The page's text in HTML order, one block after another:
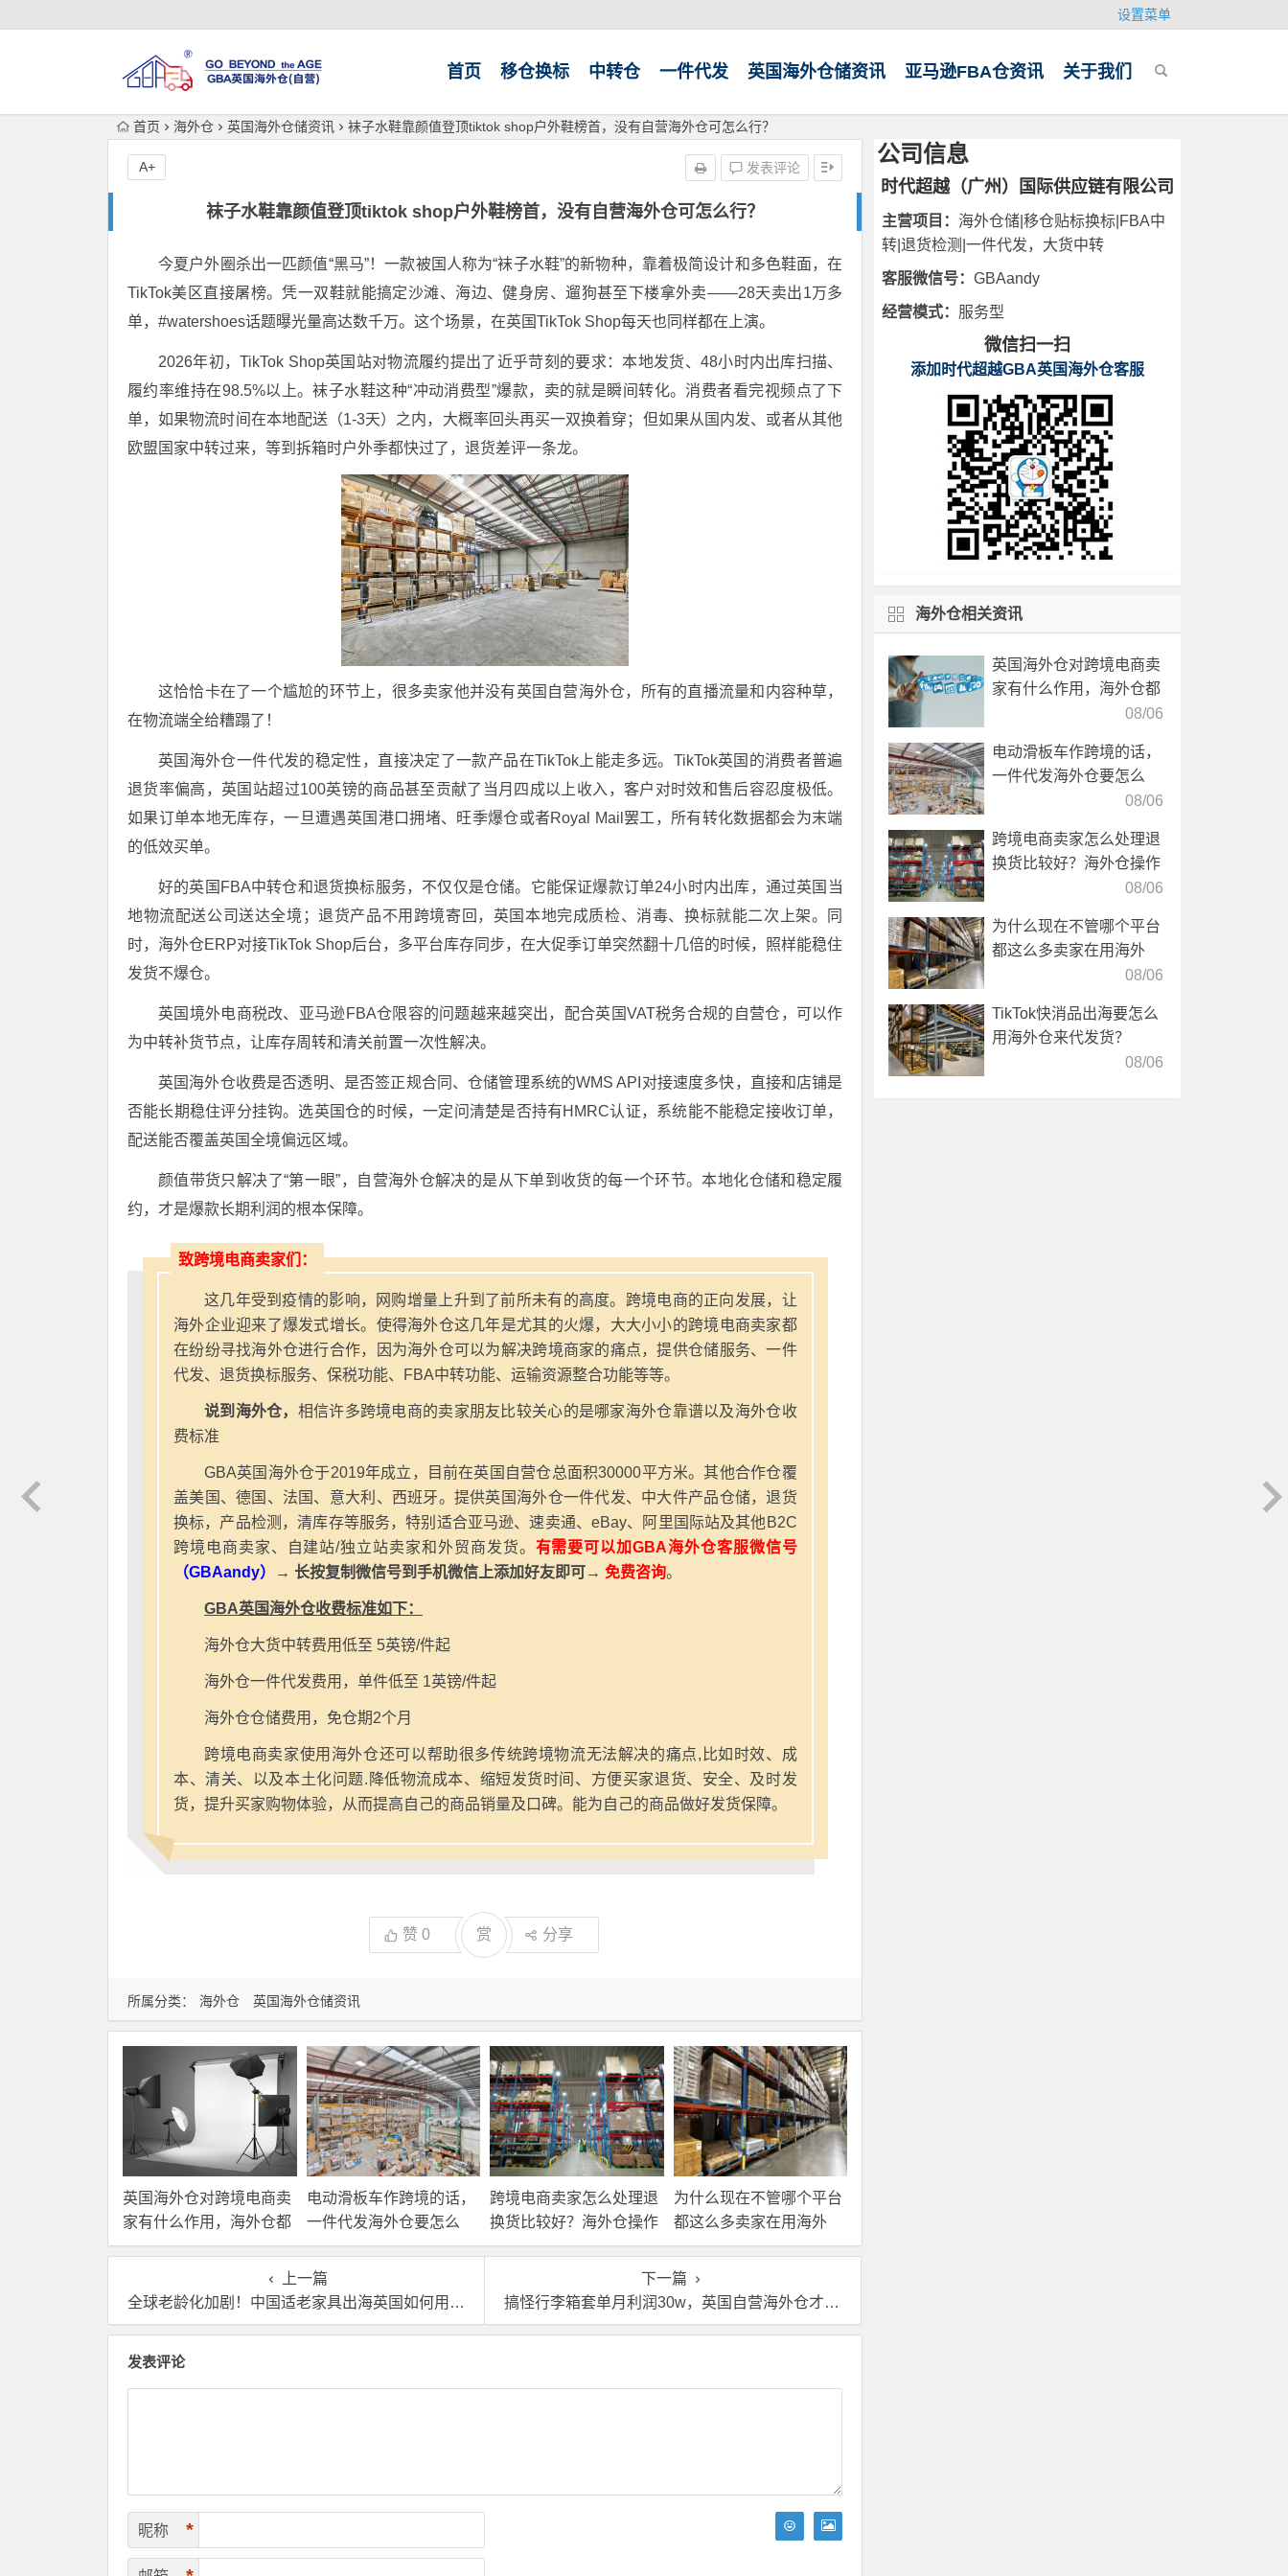
设置菜单
首页 移仓换标 中转仓 一件代发 英国海外仓储资讯 亚马逊FBA仓资讯 关于我们
首页 海外仓 英国海外仓储资讯 袜子水鞋靠颜值登顶tiktok shop户外鞋榜首，没有自营海外仓可怎么行？
袜子水鞋靠颜值登顶tiktok shop户外鞋榜首，没有自营海外仓可怎么行？
发表评论
A+
所属分类： 海外仓 英国海外仓储资讯
今夏户外圈杀出一匹颜值“黑马”！一款被国人称为“袜子水鞋”的新物种，靠着极简设计和多色鞋面，在
TikTok美区直接屠榜。凭一双鞋就能搞定沙滩、海边、健身房、遛狗甚至下楼拿外卖——28天卖出1万多
单，#watershoes话题曝光量高达数千万。 这个场景，在英国TikTok Shop每天也同样都在上演。
2026年初，TikTok Shop英国站对物流履约提出了近乎苛刻的要求：本地发货、 48小时内出库扫描、
履约率维持在98.5%以上。袜子水鞋这种“冲动消费型”爆款，卖的就是瞬间转化。消费者看完视频点了下
单，如果物流时间在本地配送（1-3天）之内，大概率回头再买一双换着穿；但如果从国内发、或者从其他
欧盟国家中转过来，等到拆箱时户外季都快过了，退货差评一条龙。
这恰恰卡在了一个尴尬的环节上，很多卖家他并没有英国自营海外仓，所有的直播流量和内容种草，
在物流端全给糟蹋了！
英国海外仓一件代发的稳定性，直接决定了一款产品在TikTok上能走多远。TikTok英国的消费者普遍
退货率偏高，英国站超过100英镑的商品甚至贡献了当月四成以上收入，客户对时效和售后容忍度极低。
如果订单本地无库存，一旦遭遇英国港口拥堵、旺季爆仓或者Royal Mail罢工，所有转化数据都会为末端
的低效买单。
好的英国FBA中转仓和退货换标服务，不仅仅是仓储。它能保证爆款订单24小时内出库，通过英国当
地物流配送公司送达全境 ；退货产品不用跨境寄回，英国本地完成质检、消毒、换标就能二次上架。同
时， 海外仓ERP对接TikTok Shop后台，多平台库存同步，在大促季订单突然翻十几倍的时候，照样能稳住
发货不爆仓。
英国境外电商税改、亚马逊FBA仓限容的问题越来越突出，配合英国VAT税务合规的自营仓，可以作
为中转补货节点，让库存周转和清关前置一次性解决。
英国海外仓收费是否透明、是否签正规合同、仓储管理系统的WMS API对接速度多快，直接和店铺是
否能长期稳住评分挂钩。选英国仓的时候，一定问清楚是否持有HMRC认证，系统能不能稳定接收订单，
配送能否覆盖英国全境偏远区域。
颜值带货只解决了“第一眼”， 自营海外仓解决的是从下单到收货的每一个环节。本地化仓储和稳定履
约，才是爆款长期利润的根本保障。
致跨境电商卖家们：
这几年受到疫情的影响，网购增量上升到了前所未有的高度。跨境电商的正向发展，让
海外企业迎来了爆发式增长。使得海外仓这几年是尤其的火爆，大大小小的跨境电商卖家都
在纷纷寻找海外仓进行合作，因为海外仓可以为解决跨境商家的痛点，提供仓储服务、一件
代发、退货换标服务、保税功能、FBA中转功能、运输资源整合功能等等。
说到海外仓， 相信许多跨境电商的卖家朋友比较关心的是哪家海外仓靠谱以及海外仓收
费标准
GBA英国海外仓于2019年成立，目前在英国自营仓总面积30000平方米。其他合作仓覆
盖美国、德国、法国、意大利、西班牙。提供英国海外仓一件代发、中大件产品仓储，退货
换标，产品检测，清库存等服务，特别适合亚马逊、速卖通、eBay、阿里国际站及其他B2C
跨境电商卖家、自建站/独立站卖家和外贸商发货。 有需要可以加GBA海外仓客服微信号
（GBAandy）
→ 长按复制微信号到手机微信上添加好友即可→ 免费咨询。
GBA英国海外仓收费标准如下：
海外仓大货中转费用低至 5英镑/件起
海外仓一件代发费用，单件低至 1英镑/件起
海外仓仓储费用，免仓期2个月
跨境电商卖家使用海外仓还可以帮助很多传统跨境物流无法解决的痛点,比如时效、成
本、清关、以及本土化问题.降低物流成本、缩短发货时间、方便买家退货、安全、及时发
货，提升买家购物体验，从而提高自己的商品销量及口碑。能为自己的商品做好发货保障。
赞 0 赏 分享
英国海外仓对跨境电商卖
家有什么作用，海外仓都
有哪些核心服务？
电动滑板车作跨境的话，
一件代发海外仓要怎么
选？
跨境电商卖家怎么处理退
换货比较好？海外仓操作
靠谱吗？
为什么现在不管哪个平台
都这么多卖家在用海外
仓？
上一篇
全球老龄化加剧！中国适老家具出海英国如何用海外仓抓住机遇？
下一篇
搞怪行李箱套单月利润30w，英国自营海外仓才是最稳的后手
发表评论
昵称 *
公司信息
时代超越（广州）国际供应链有限公司
主营项目： 海外仓储|移仓贴标换标|FBA中
转|退货检测|一件代发，大货中转
客服微信号： GBAandy
经营模式： 服务型
微信扫一扫
添加时代超越GBA英国海外仓客服
海外仓相关资讯
英国海外仓对跨境电商卖
家有什么作用，海外仓都
08/06
电动滑板车作跨境的话，
一件代发海外仓要怎么
08/06
跨境电商卖家怎么处理退
换货比较好？海外仓操作
08/06
为什么现在不管哪个平台
都这么多卖家在用海外
08/06
TikTok快消品出海要怎么
用海外仓来代发货？
08/06